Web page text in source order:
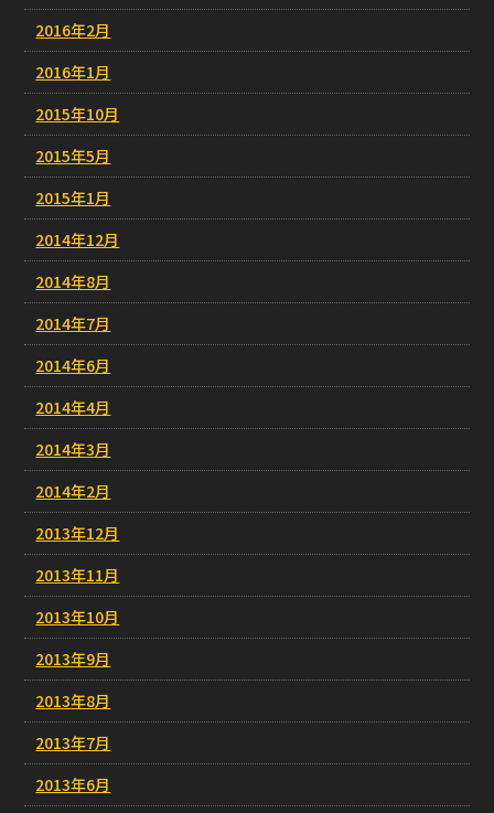
2016年2月
2016年1月
2015年10月
2015年5月
2015年1月
2014年12月
2014年8月
2014年7月
2014年6月
2014年4月
2014年3月
2014年2月
2013年12月
2013年11月
2013年10月
2013年9月
2013年8月
2013年7月
2013年6月